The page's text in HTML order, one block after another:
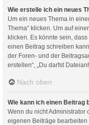
Wie erstelle ich ein neues
Um ein neues Thema in
Thema“ klicken. Um auf
klicken. Es könnte sein,
einen Beitrag schreiben
der Foren- und der
erstellen“, „Du darfst
Nach oben
Wie kann ich einen Beitrag
Wenn du nicht Administrator
eigenen Beiträge